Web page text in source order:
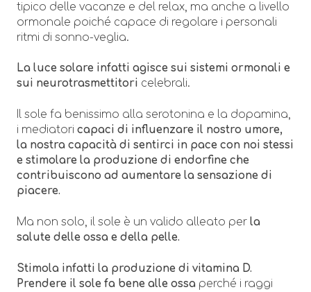
tipico delle vacanze e del relax, ma anche a livello
ormonale poiché capace di regolare i personali
ritmi di sonno-veglia.
La luce solare infatti agisce sui sistemi ormonali e
sui neurotrasmettitori celebrali.
Il sole fa benissimo alla serotonina e la dopamina,
i mediatori capaci di influenzare il nostro umore,
la nostra capacità di sentirci in pace con noi stessi
e stimolare la produzione di endorfine che
contribuiscono ad aumentare la sensazione di
piacere.
Ma non solo, il sole è un valido alleato per la
salute delle ossa e della pelle.
Stimola infatti la produzione di vitamina D.
Prendere il sole fa bene alle ossa perché i raggi